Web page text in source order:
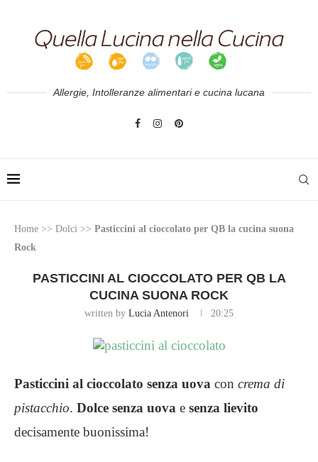
Allergie, Intolleranze alimentari e cucina lucana
Home >> Dolci >> Pasticcini al cioccolato per QB la cucina suona
Rock
PASTICCINI AL CIOCCOLATO PER QB LA
CUCINA SUONA ROCK
written by Lucia Antenori 20:25
Pasticcini al cioccolato senza uova con crema di
pistacchio. Dolce senza uova e senza lievito
decisamente buonissima!